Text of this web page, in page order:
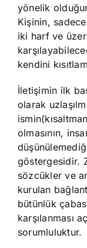
yönelik
Kişinin,
iki harf ve
kendini
İletişimin ilk
olarak
olmasının,
göstergesidir.
sözcükler ve
kurulan
bütünlük
karşılanması
sorumluluktur.